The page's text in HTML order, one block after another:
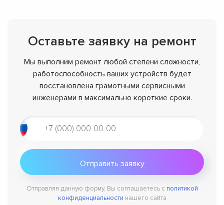
Оставьте заявку на ремонт
Мы выполним ремонт любой степени сложности,
работоспособность ваших устройств будет
восстановлена грамотными сервисными
инженерами в максимально короткие сроки.
Отправляя данную форму, Вы соглашаетесь с политикой
конфиденциальности нашего сайта